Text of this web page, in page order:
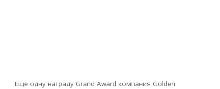
Еще одну награду Grand Award компания Golden